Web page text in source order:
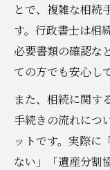
とで、複雑な相続
す。行政書士は相
必要書類の確認な
ての方でも安心し
また、相続に関す
手続きの流れにつ
ットです。実際に
ない」「遺産分割